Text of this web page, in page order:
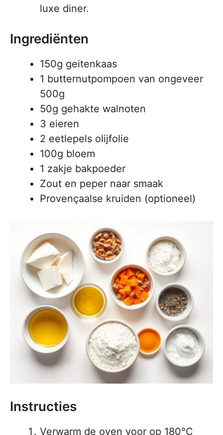
luxe diner.
Ingrediënten
150g geitenkaas
1 butternutpompoen van ongeveer
500g
50g gehakte walnoten
3 eieren
2 eetlepels olijfolie
100g bloem
1 zakje bakpoeder
Zout en peper naar smaak
Provençaalse kruiden (optioneel)
Instructies
Verwarm de oven voor op 180°C